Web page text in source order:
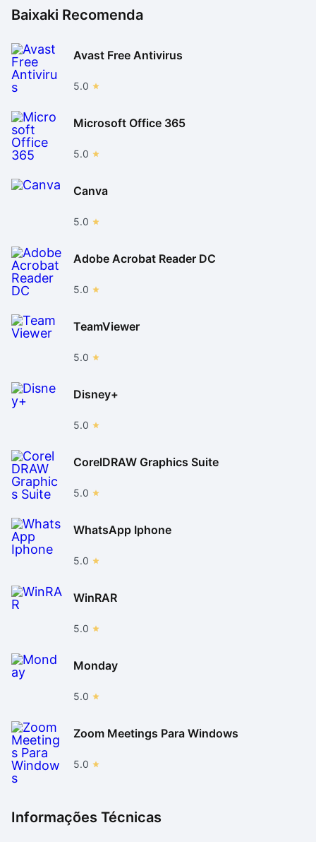
Baixaki Recomenda
Avast Free Antivirus
5.0
Microsoft Office 365
5.0
Canva
5.0
Adobe Acrobat Reader DC
5.0
TeamViewer
5.0
Disney+
5.0
CorelDRAW Graphics Suite
5.0
WhatsApp Iphone
5.0
WinRAR
5.0
Monday
5.0
Zoom Meetings Para Windows
5.0
Informações Técnicas